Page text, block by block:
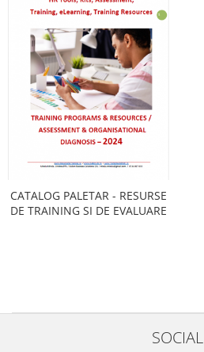
CATALOG PALETAR - RESURSE
DE TRAINING SI DE EVALUARE
SOCIAL